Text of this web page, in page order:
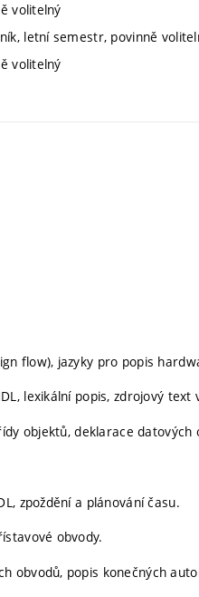
volitelný
letní semestr, povinně
volitelný
flow), jazyky pro popis
lexikální popis, zdrojový text
objektů, deklarace datových
zpoždění a plánování času.
obvody.
obvodů, popis konečných